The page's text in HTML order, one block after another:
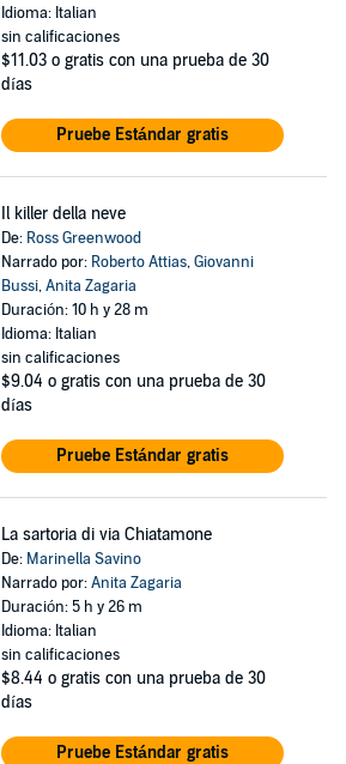
Idioma: Italian
sin calificaciones
$11.03 o gratis con una prueba de 30
días
Pruebe Estándar gratis
Il killer della neve
De: Ross Greenwood
Narrado por: Roberto Attias,Giovanni
Bussi,Anita Zagaria
Duración: 10 h y 28 m
Idioma: Italian
sin calificaciones
$9.04 o gratis con una prueba de 30
días
Pruebe Estándar gratis
La sartoria di via Chiatamone
De: Marinella Savino
Narrado por:Anita Zagaria
Duración: 5 h y 26 m
Idioma: Italian
sin calificaciones
$8.44 o gratis con una prueba de 30
días
Pruebe Estándar gratis